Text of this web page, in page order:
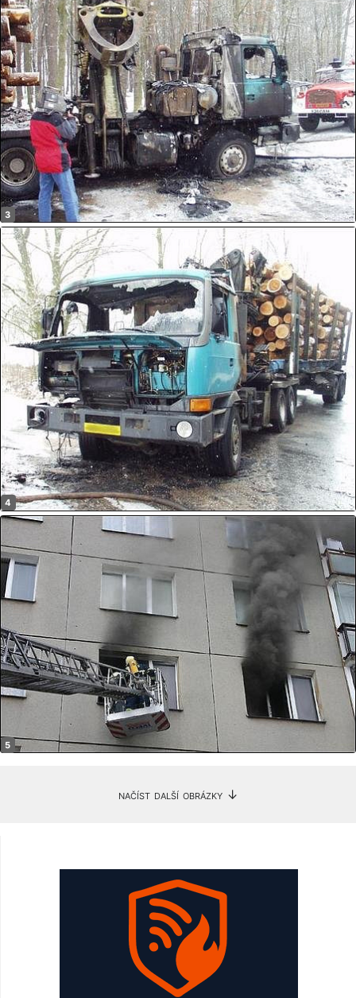
načíst další obrázky ↓